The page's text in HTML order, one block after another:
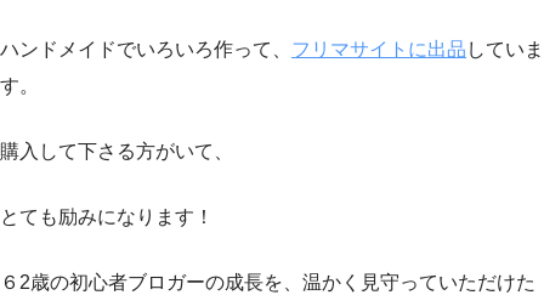
ハンドメイドでいろいろ作って、 フリマサイトに出品 していま
す。
購入して下さる方がいて、
とても励みになります！
６2歳の初心者ブロガーの成長を、温かく見守っていただけた